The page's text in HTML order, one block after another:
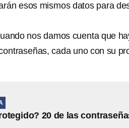
esos mismos datos para
nos damos cuenta que
cada uno con su
20 de las